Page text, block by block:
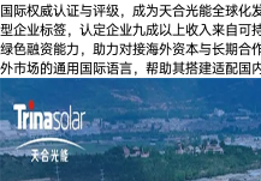
国际权威认证与评级，成为天合光能全球化
型企业标签，认定企业九成以上收入来自可
绿色融资能力，助力对接海外资本与长期
外市场的通用国际语言，帮助其搭建适配国